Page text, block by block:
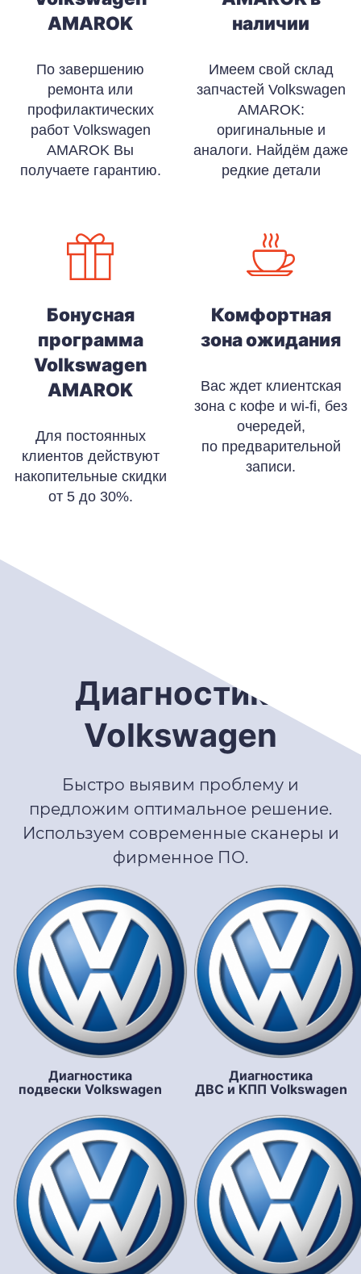
AMAROK
По завершению
ремонта или
профилактических
работ Volkswagen
AMAROK Вы
получаете гарантию.
Бонусная
программа
Volkswagen
AMAROK
Для постоянных
клиентов действуют
накопительные скидки
от 5 до 30%.
наличии
Имеем свой склад
запчастей Volkswagen
AMAROK:
оригинальные и
аналоги. Найдём даже
редкие детали
Комфортная
зона ожидания
Вас ждет клиентская
зона с кофе и wi-fi, без
очередей,
по предварительной
записи.
Диагностика
Volkswagen
Быстро выявим проблему и
предложим оптимальное решение.
Используем современные сканеры и
фирменное ПО.
Диагностика
подвески Volkswagen
Диагностика
ДВС и КПП Volkswagen